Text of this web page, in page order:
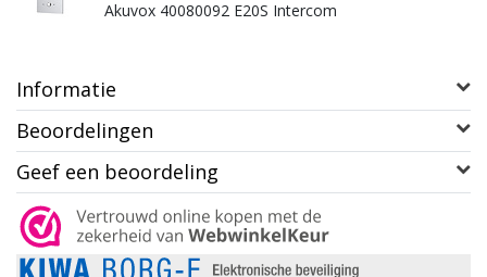
Akuvox 40080092 E20S Intercom
Informatie
Beoordelingen
Geef een beoordeling